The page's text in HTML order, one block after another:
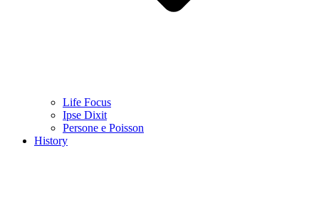
Life Focus
Ipse Dixit
Persone e Poisson
History